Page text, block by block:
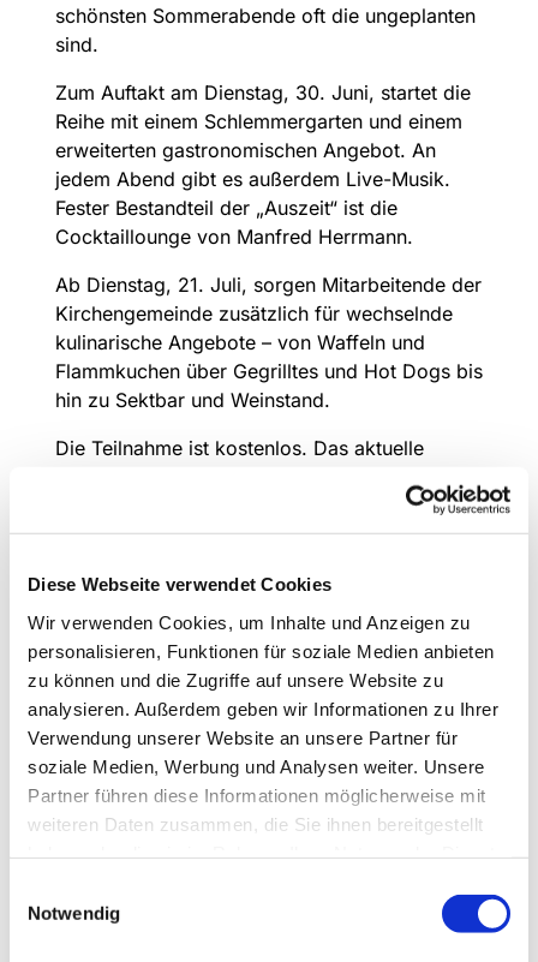
Diese Webseite verwendet Cookies
Wir verwenden Cookies, um Inhalte und Anzeigen zu
personalisieren, Funktionen für soziale Medien anbieten
zu können und die Zugriffe auf unsere Website zu
analysieren. Außerdem geben wir Informationen zu Ihrer
Verwendung unserer Website an unsere Partner für
soziale Medien, Werbung und Analysen weiter. Unsere
Partner führen diese Informationen möglicherweise mit
weiteren Daten zusammen, die Sie ihnen bereitgestellt
Notwendig
schönsten Sommerabende oft die ungeplanten
sind.
Zum Auftakt am Dienstag, 30. Juni, startet die
Reihe mit einem Schlemmergarten und einem
erweiterten gastronomischen Angebot. An
jedem Abend gibt es außerdem Live-Musik.
Fester Bestandteil der „Auszeit“ ist die
Cocktaillounge von Manfred Herrmann.
Ab Dienstag, 21. Juli, sorgen Mitarbeitende der
Kirchengemeinde zusätzlich für wechselnde
kulinarische Angebote – von Waffeln und
Flammkuchen über Gegrilltes und Hot Dogs bis
hin zu Sektbar und Weinstand.
Die Teilnahme ist kostenlos. Das aktuelle